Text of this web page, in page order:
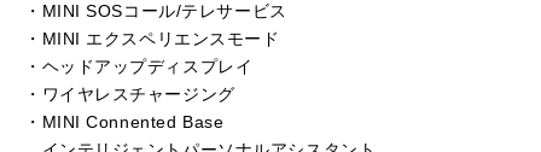
・MINI SOSコール/テレサービス
・MINI エクスペリエンスモード
・ヘッドアップディスプレイ
・ワイヤレスチャージング
・MINI Connented Base